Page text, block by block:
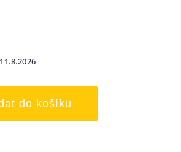
11.8.2026
do košíku